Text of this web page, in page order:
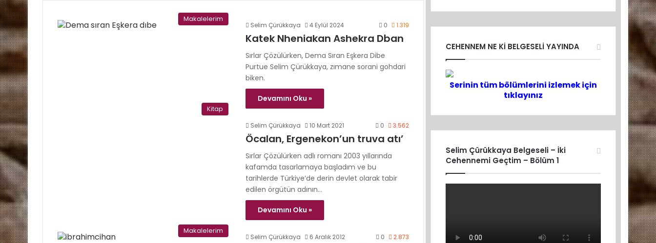
Makalelerim
Selim Çürükkaya 4 Eylül 2024 0 1.319
Katek Nheniakan Ashekra Dban
Sırlar Çözülürken, Dema Sıran Eşkera Dibe
Purtue Selim Çürükkaya, zımane sorani gohdari
biken.
Devamını Oku »
Kitap
Selim Çürükkaya 10 Mart 2021 0 3.562
Öcalan, Ergenekon’un truva atı’
Sırlar Çözülürken adlı romanı 2003 yıllarında
kafamda tasarlamaya başladım ve bu
tarihlerde Türkiye’de derin devlet olarak tabir
edilen örgütün adının…
Devamını Oku »
Makalelerim
Selim Çürükkaya 6 Aralık 2012 0 2.873
CEHENNEM NE Kİ BELGESELİ YAYINDA
Serinin tüm bölümlerini izlemek için
tıklayınız
Selim Çürükkaya Belgeseli – İki
Cehennemi Geçtim – Bölüm 1